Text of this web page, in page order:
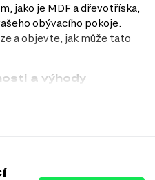
jako je MDF a dřevotříska,
obývacího pokoje.
a objevte, jak může tato
a výhody
a 200 cm na výšku je sestava
dřevotřísky zaručuje dlouhou